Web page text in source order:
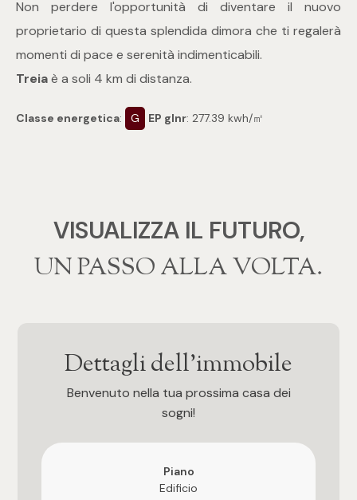
Non perdere l'opportunità di diventare il nuovo
proprietario di questa splendida dimora che ti regalerà
momenti di pace e serenità indimenticabili.
Treiaè a soli 4 km di distanza.
Classe energetica: G EP glnr: 277.39 kwh/㎡
VISUALIZZA IL FUTURO,
‍‍UN PASSO ALLA VOLTA.
Dettagli dell'immobile
Benvenuto nella tua prossima casa dei
sogni!
Piano
Edificio
Posto auto/Box
Balcone/Terrazzo